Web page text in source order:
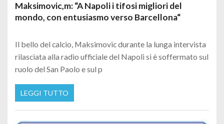
Maksimovic,m: “A Napoli i tifosi migliori del
mondo, con entusiasmo verso Barcellona“
Il bello del calcio, Maksimovic durante la lunga intervista
rilasciata alla radio ufficiale del Napoli si è soffermato sul
ruolo del San Paolo e sul p
LEGGI TUTTO